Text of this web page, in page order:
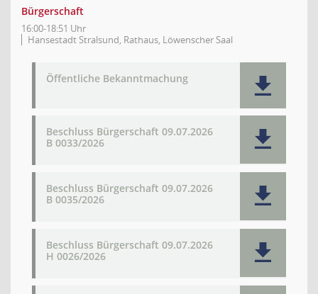
Bürgerschaft
16:00-18:51 Uhr
Hansestadt Stralsund, Rathaus, Löwenscher Saal
Öffentliche Bekanntmachung
Beschluss Bürgerschaft 09.07.2026
B 0033/2026
Beschluss Bürgerschaft 09.07.2026
B 0035/2026
Beschluss Bürgerschaft 09.07.2026
H 0026/2026